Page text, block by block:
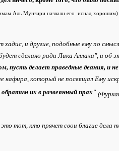
Аль Мунзири назвали его иснад хорошим)
хадис, и другие, подобные ему по
сделано ради Лика Аллаха", и об
пусть делает праведные деяния, и
кафира, который не посвящал Ему
их в развеянный прах"
тот, кто прячет свои благие дела